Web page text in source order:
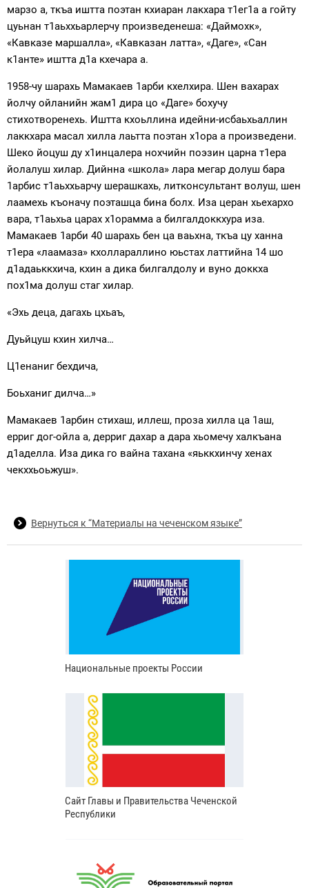
марзо а, ткъа иштта поэтан кхиаран лакхара т1ег1а а гойту
цуьнан т1аьххьарлерчу произведенеша: «Даймохк»,
«Кавказе маршалла», «Кавказан латта», «Даге», «Сан
к1анте» иштта д1а кхечара а.
1958-чу шарахь Мамакаев 1арби кхелхира. Шен вахарах
йолчу ойланийн жам1 дира цо «Даге» бохучу
стихотворенехь. Иштта кхоьллина идейни-исбаьхьаллин
лаккхара масал хилла лаьтта поэтан х1ора а произведени.
Шеко йоцуш ду х1инцалера нохчийн поэзин царна т1ера
йолалуш хилар. Дийнна «школа» лара мегар долуш бара
1арбис т1аьххьарчу шерашкахь, литконсультант волуш, шен
лаамехь къоначу поэташца бина болх. Иза церан хьехархо
вара, т1аьхьа царах х1орамма а билгалдоккхура иза.
Мамакаев 1арби 40 шарахь бен ца ваьхна, ткъа цу ханна
т1ера «лаамаза» кхоллараллино юьстах латтийна 14 шо
д1адаьккхича, кхин а дика билгалдолу и вуно доккха
пох1ма долуш стаг хилар.
«Эхь деца, дагахь цхьаъ,
Дуьйцуш кхин хилча…
Ц1енаниг бехдича,
Боьханиг дилча…»
Мамакаев 1арбин стихаш, иллеш, проза хилла ца 1аш,
ерриг дог-ойла а, дерриг дахар а дара хьомечу халкъана
д1аделла. Иза дика го вайна тахана «яьккхинчу хенах
чекххьоьжуш».
Вернуться к “Материалы на чеченском языке”
Национальные проекты России
Сайт Главы и Правительства Чеченской
Республики